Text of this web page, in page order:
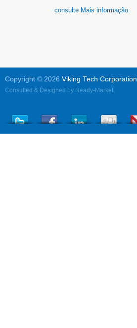
consulte Mais informação
Copyright © 2026 Viking Tech Corporation
Consulted & Designed by Ready-Market.